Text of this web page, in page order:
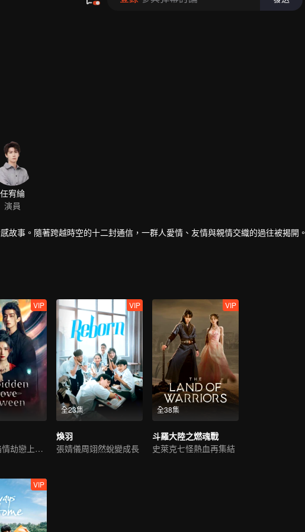
事。隨著跨越時空的十二封通信，一群人愛情、友情與親情交織的過往被揭開。
VIP
冷麵仙君陷情劫戀上魔女
全23集
VIP
煥羽
張婧儀周翊然蛻變成長
全38集
VIP
斗羅大陸之燃魂戰
史萊克七怪熱血再集結
VIP